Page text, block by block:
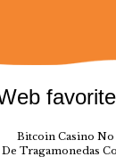
Bitcoin Casino No
De Tragamonedas